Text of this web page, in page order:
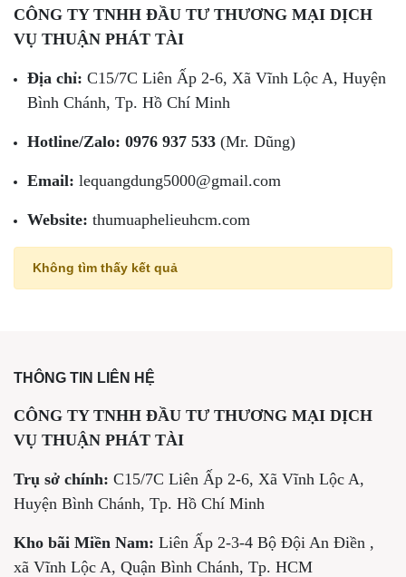
CÔNG TY TNHH ĐẦU TƯ THƯƠNG MẠI DỊCH
VỤ THUẬN PHÁT TÀI
Địa chỉ: C15/7C Liên Ấp 2-6, Xã Vĩnh Lộc A, Huyện
Bình Chánh, Tp. Hồ Chí Minh
Hotline/Zalo: 0976 937 533 (Mr. Dũng)
Email: lequangdung5000@gmail.com
Website: thumuaphelieuhcm.com
Không tìm thấy kết quả
THÔNG TIN LIÊN HỆ
CÔNG TY TNHH ĐẦU TƯ THƯƠNG MẠI DỊCH
VỤ THUẬN PHÁT TÀI
Trụ sở chính: C15/7C Liên Ấp 2-6, Xã Vĩnh Lộc A,
Huyện Bình Chánh, Tp. Hồ Chí Minh
Kho bãi Miền Nam: Liên Ấp 2-3-4 Bộ Đội An Điền ,
xã Vĩnh Lộc A, Quận Bình Chánh, Tp. HCM